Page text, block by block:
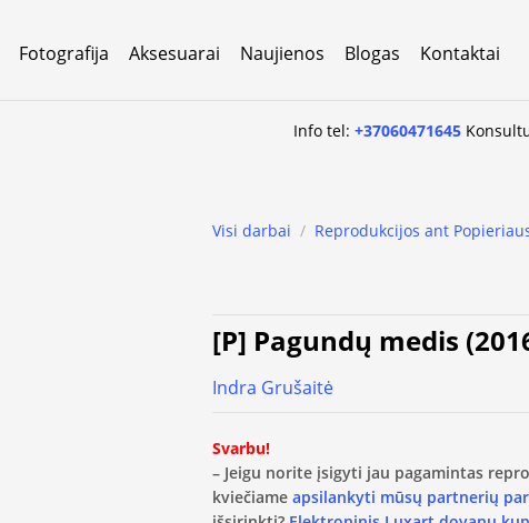
Fotografija Aksesuarai Naujienos Blogas Kontaktai
Info tel:+37060471645
Visi darbai / Reprodukcijos ant
[P] Pagundų medis
Indra Grušaitė
Svarbu!
– Jeigu norite įsigyti jau pagamintas
kviečiame apsilankyti mūsų partnerių